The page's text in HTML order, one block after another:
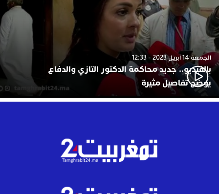
الجمعة 14 أبريل 2023 - 12:33
بالفيديو.. جديد محاكمة الدكتور التازي والدفاع
يوضح تفاصيل مثيرة